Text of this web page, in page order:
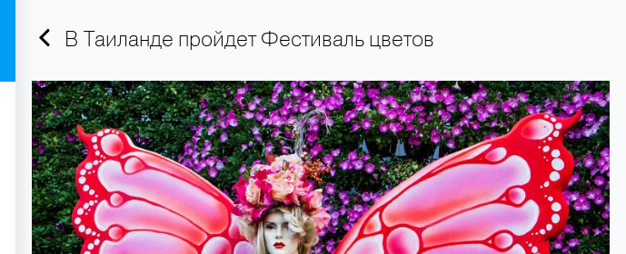
В Таиланде пройдет Фестиваль цветов